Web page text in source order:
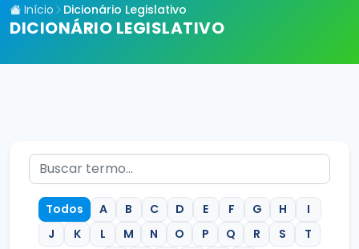
Início Dicionário Legislativo
DICIONÁRIO LEGISLATIVO
Todos A B C D E F G H
I
J
K L M N O P Q R S
T